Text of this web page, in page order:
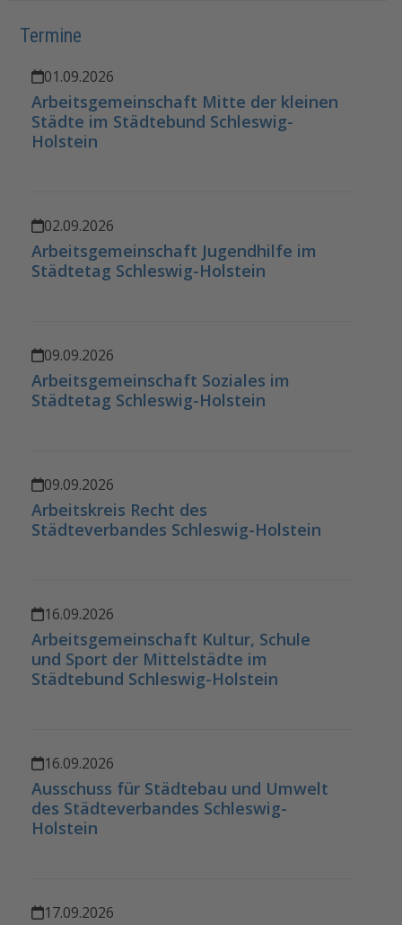
Termine
01.09.2026
Arbeitsgemeinschaft Mitte der kleinen
Städte im Städtebund Schleswig-
Holstein
02.09.2026
Arbeitsgemeinschaft Jugendhilfe im
Städtetag Schleswig-Holstein
09.09.2026
Arbeitsgemeinschaft Soziales im
Städtetag Schleswig-Holstein
09.09.2026
Arbeitskreis Recht des
Städteverbandes Schleswig-Holstein
16.09.2026
Arbeitsgemeinschaft Kultur, Schule
und Sport der Mittelstädte im
Städtebund Schleswig-Holstein
16.09.2026
Ausschuss für Städtebau und Umwelt
des Städteverbandes Schleswig-
Holstein
17.09.2026